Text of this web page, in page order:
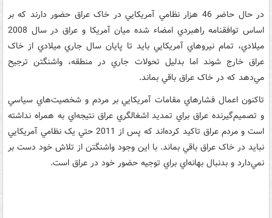
در حال حاضر 46 هزار نظامي آمريکايي در خاک عراق حضور دارند که بر
اساس توافقنامه راهبردي امضاء شده ميان آمريکا و عراق در سال 2008
ميلادي، تمام نيروهاي آمريکايي بايد تا پايان سال جاري ميلادي از خاک
عراق خارج شوند اما بدليل تحولات جاري در منطقه، واشنگتن ترجيح
مي‌دهد که در خاک عراق باقي بماند.
تاکنون اعمال فشارهاي مقامات آمريکايي بر مردم و شخصيت‌هاي سياسي
و تصميم‌گيرنده عراق براي تمديد اشغالگري عراق نتيجه‌اي به همراه نداشته
است و مردم عراق تاکيد کرده‌اند که پس از 2011 حتي يک نظامي آمريکايي
نبايد در خاک عراق باقي بماند. با اين وجود واشنگتن از تلاش خود دست بر
نمي‌دارد و بدنبال بهانه‌اي براي توجيه حضور خود در عراق است.